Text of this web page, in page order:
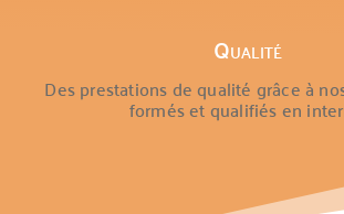
Qualité
Des prestations de qualité grâce à
formés et qualifiés en